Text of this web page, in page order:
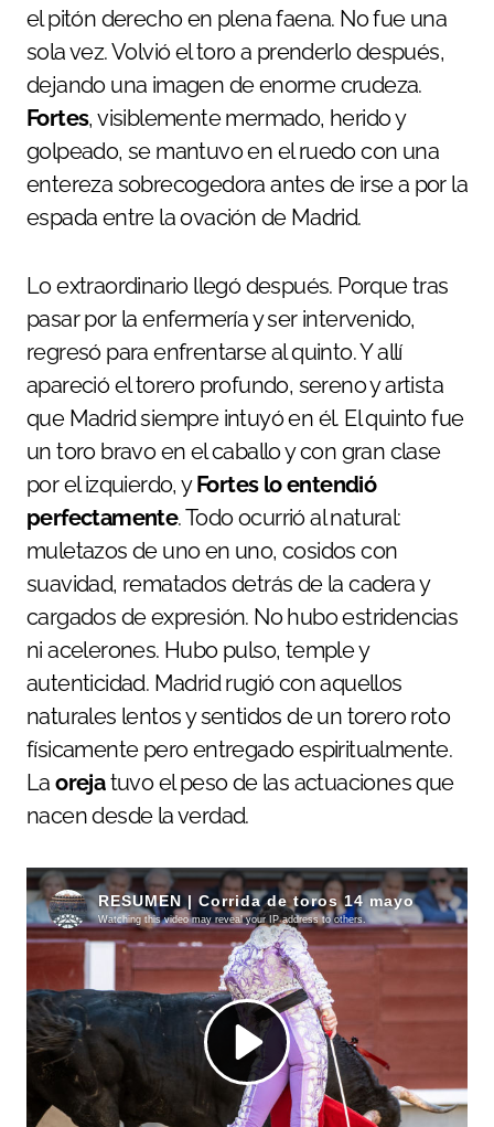
el pitón derecho en plena faena. No fue una
sola vez. Volvió el toro a prenderlo después,
dejando una imagen de enorme crudeza.
Fortes, visiblemente mermado, herido y
golpeado, se mantuvo en el ruedo con una
entereza sobrecogedora antes de irse a por la
espada entre la ovación de Madrid.
Lo extraordinario llegó después. Porque tras
pasar por la enfermería y ser intervenido,
regresó para enfrentarse al quinto. Y allí
apareció el torero profundo, sereno y artista
que Madrid siempre intuyó en él. El quinto fue
un toro bravo en el caballo y con gran clase
por el izquierdo, yFortes lo entendió
perfectamente. Todo ocurrió al natural:
muletazos de uno en uno, cosidos con
suavidad, rematados detrás de la cadera y
cargados de expresión. No hubo estridencias
ni acelerones. Hubo pulso, temple y
autenticidad. Madrid rugió con aquellos
naturales lentos y sentidos de un torero roto
físicamente pero entregado espiritualmente.
Laorejatuvo el peso de las actuaciones que
nacen desde la verdad.